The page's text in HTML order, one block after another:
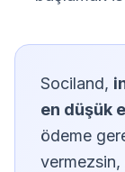
Sociland,
en düşük
ödeme
vermezsin,